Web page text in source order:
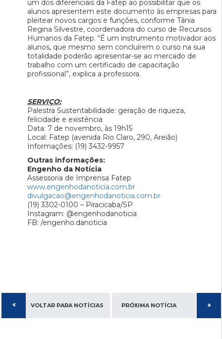
um dos diferenciais da Fatep ao possibilitar que os
alunos apresentem este documento às empresas para
pleitear novos cargos e funções, conforme Tânia
Regina Silvestre, coordenadora do curso de Recursos
Humanos da Fatep. “É um instrumento motivador aos
alunos, que mesmo sem concluírem o curso na sua
totalidade poderão apresentar-se ao mercado de
trabalho com um certificado de capacitação
profissional”, explica a professora.
SERVIÇO:
Palestra Sustentabilidade: geração de riqueza,
felicidade e existência
Data: 7 de novembro, às 19h15
Local: Fatep (avenida Rio Claro, 290, Areião)
Informações: (19) 3432-9957
Outras informações:
Engenho da Notícia
Assessoria de Imprensa Fatep
www.engenhodanoticia.com.br
divulgacao@engenhodanoticia.com.br
(19) 3302-0100 – Piracicaba/SP
Instagram: @engenhodanoticia
FB: /engenho.danoticia
VOLTAR PARA NOTÍCIAS PRÓXIMA NOTÍCIA